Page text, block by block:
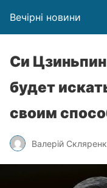
Вечірні новини
Си
будет
своим
Валерій